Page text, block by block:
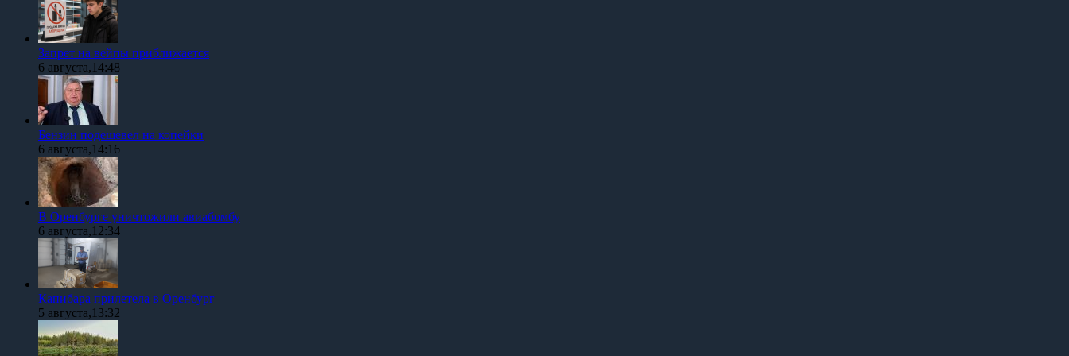
Запрет на вейпы приближается
6 августа,14:48
Бензин подешевел на копейки
6 августа,14:16
В Оренбурге уничтожили авиабомбу
6 августа,12:34
Капибара прилетела в Оренбург
5 августа,13:32